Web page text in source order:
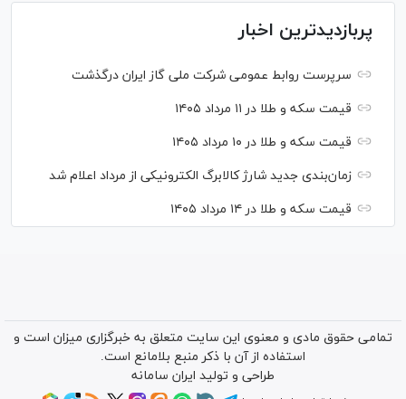
پربازدیدترین اخبار
سرپرست روابط عمومی شرکت ملی گاز ایران درگذشت
قیمت سکه و طلا در ۱۱ مرداد ۱۴۰۵
قیمت سکه و طلا در ۱۰ مرداد ۱۴۰۵
زمان‌بندی جدید شارژ کالابرگ الکترونیکی از مرداد اعلام شد
قیمت سکه و طلا در ۱۴ مرداد ۱۴۰۵
تمامی حقوق مادی و معنوی این سایت متعلق به خبرگزاری میزان است و
استفاده از آن با ذکر منبع بلامانع است.
طراحی و تولید ایران سامانه